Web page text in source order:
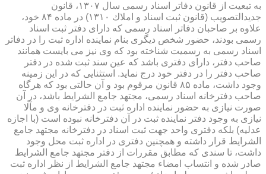
به تبعیت از قانون دفاتر اسناد رسمی سال ۱۳۰۷، قانون
جدیدالتصویب (قانون ثبت اسناد و املاك ۱۳۱۰) در ماده ۸۴ خود،
علاوه بر صاحبان دفاتر اسناد رسمی كه دارای دفتر ثبت اسناد
رسمی بودند، حضور شخص دیگری بنام نماینده اداره ثبت را در دفاتر
اسناد رسمی به رسمیت شناخته بود كه وی نیز می بایست همانند
صاحب دفتر، دارای دفتری باشد كه عین سند ثبت شده در دفتر
صاحب دفتر را در دفتر خود درج نماید. استثنایی كه در این زمینه
وجود داشت، ماده ۸۵ قانون مرقوم بود و آن حالتی بود كه هرگاه
صاحب دفترخانه اسناد رسمی، مجتهد جامع الشرایط باشد، در آن
صورت نیازی به حضور نماینده اداره ثبت در دفترخانه وی و مآلا
نیازی به وجود دفتر نماینده ثبت در آن دفترخانه نبوده است (با اجازه
عدلیه) بلكه دفتری واحد جهت ثبت اسناد در دفترخانه مجتهد جامع
الشرایط قرار داشته و همچنین دفتری در اداره ثبت محل وجود
داشت، تا سندی كه مطابق مقررات از دفتر مجتهد جامع الشرایط
صادر شده و انتساب امضاء مجتهد جامع الشرایط از نظر اداره ثبت